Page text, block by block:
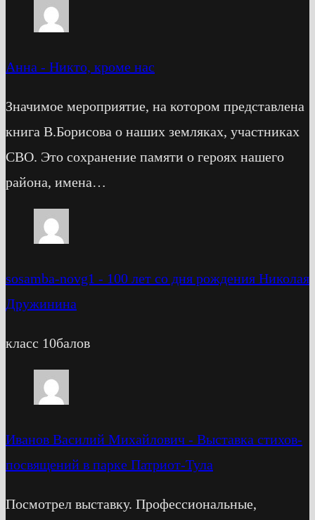
Анна - Никто, кроме нас
Значимое мероприятие, на котором представлена
книга В.Борисова о наших земляках, участниках
СВО. Это сохранение памяти о героях нашего
района, имена…
sosamba-novg1 - 100 лет со дня рождения Николая
Дружинина
класс 10балов
Иванов Василий Михайлович - Выставка стихов-
посвящений в парке Патриот-Тула
Посмотрел выставку. Профессиональные,